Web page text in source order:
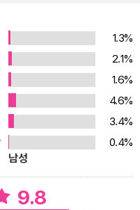
1.3%
2.1%
1.6%
4.6%
3.4%
0.4%
남성
9.8